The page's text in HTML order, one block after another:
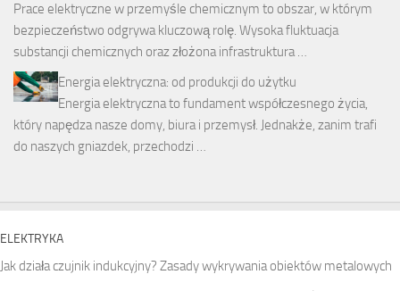
Prace elektryczne w przemyśle chemicznym to obszar, w którym
bezpieczeństwo odgrywa kluczową rolę. Wysoka fluktuacja
substancji chemicznych oraz złożona infrastruktura …
Energia elektryczna: od produkcji do użytku
Energia elektryczna to fundament współczesnego życia,
który napędza nasze domy, biura i przemysł. Jednakże, zanim trafi
do naszych gniazdek, przechodzi …
ELEKTRYKA
Jak działa czujnik indukcyjny? Zasady wykrywania obiektów metalowych